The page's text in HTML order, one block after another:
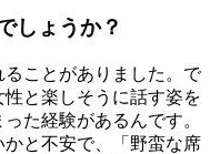
しょうか？
ことがありました。で
と楽しそうに話す姿を
た経験があるんです。
と不安で、「野蛮な席